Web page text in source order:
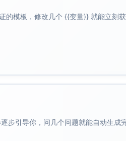
）：
的模板，修改几个 {{变量}} 就能立刻
步引导你，问几个问题就能自动生成